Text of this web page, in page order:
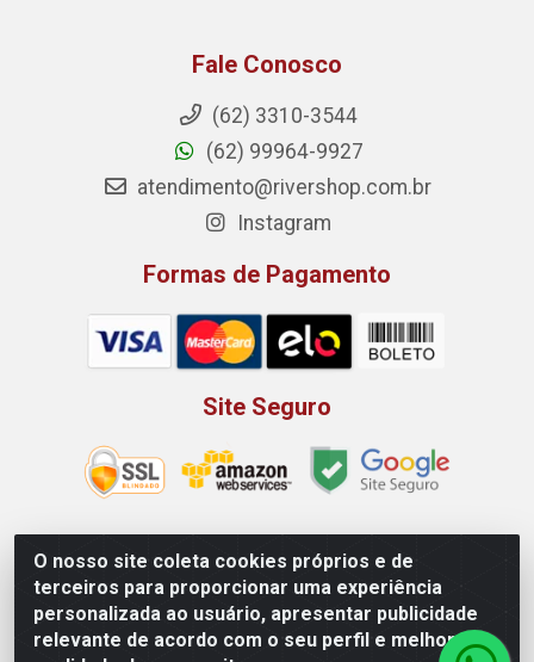
O nosso site coleta cookies próprios e de
terceiros para proporcionar uma experiência
personalizada ao usuário, apresentar publicidade
relevante de acordo com o seu perfil e melhorar a
Fale Conosco
(62) 3310-3544
(62) 99964-9927
atendimento@rivershop.com.br
Instagram
Formas de Pagamento
Site Seguro
Rio Vermelho Distribuição de Alimentos LTDA - Rodovia BR,
153, KM 52 N 00 QD 00 LT 16 - Bairro Jardim Eldorado,
Anápolis/GO - CEP 75.045-190 - CNPJ 10.912.900/0002-40